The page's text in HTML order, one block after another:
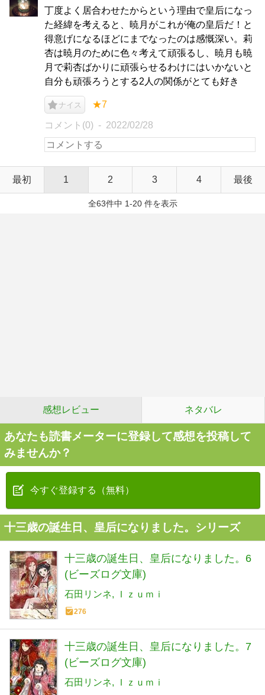
丁度よく居合わせたからという理由で皇后になっ
た経緯を考えると、暁月がこれが俺の皇后だ！と
得意げになるほどにまでなったのは感慨深い。莉
杏は暁月のために色々考えて頑張るし、暁月も暁
月で莉杏ばかりに頑張らせるわけにはいかないと
自分も頑張ろうとする2人の関係がとても好き
ナイス ★7
コメント(0) 2022/02/28
最初 1 2 3 4 最後
全63件中 1-20 件を表示
感想レビュー ネタバレ
あなたも読書メーターに登録して感想を投稿して
みませんか？
今すぐ登録する（無料）
十三歳の誕生日、皇后になりました。シリーズ
十三歳の誕生日、皇后になりました。6
(ビーズログ文庫)
石田リンネ Ｉｚｕｍｉ
276
十三歳の誕生日、皇后になりました。7
(ビーズログ文庫)
石田リンネ Ｉｚｕｍｉ